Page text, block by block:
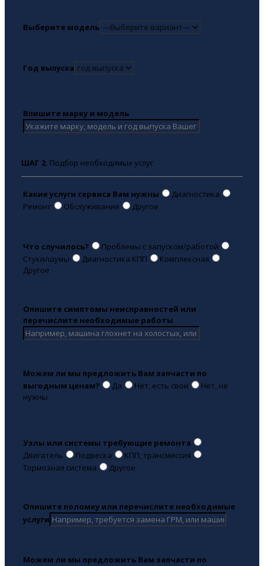
Выберите модель
Год выпуска
Впишите марку и модель
ШАГ 2. Подбор необходимых услуг
Какие услуги сервиса Вам нужны
Диагностика
Ремонт
Обслуживание Другое
Что случилось?
Проблемы с запуском/работой
Стуки/шумы
Диагностика КПП
Комплексная
Другое
Опишите симптомы неисправностей или
перечислите необходимые работы
Можем ли мы предложить Вам запчасти по
выгодным ценам?
Да Нет, есть свои
Нет, не
нужны
Узлы или системы требующие ремонта
Двигатель
Подвеска
КПП, трансмиссия
Тормозная система
Другое
Опишите поломку или перечислите необходимые
услуги
Можем ли мы предложить Вам запчасти по